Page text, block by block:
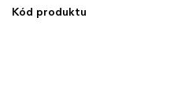
Kód produktu